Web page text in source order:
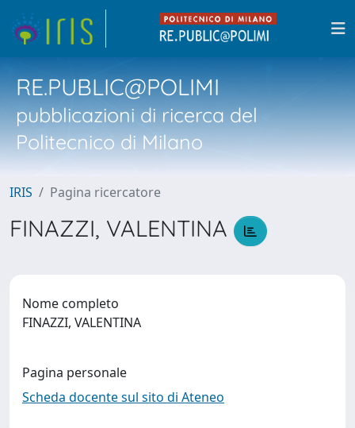
RE.PUBLIC@POLIMI
pubblicazioni di ricerca del
Politecnico di Milano
IRIS Pagina ricercatore
FINAZZI, VALENTINA
Nome completo
FINAZZI, VALENTINA
Pagina personale
Scheda docente sul sito di Ateneo